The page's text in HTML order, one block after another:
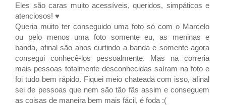
Eles são caras muito acessíveis, queridos, simpáticos e
atenciosos! ♥
Queria muito ter conseguido uma foto só com o Marcelo
ou pelo menos uma foto somente eu, as meninas e
banda, afinal são anos curtindo a banda e somente agora
consegui conhecê-los pessoalmente. Mas na correria
mais pessoas totalmente desconhecidas saíram na foto e
foi tudo bem rápido. Fiquei meio chateada com isso, afinal
sei de pessoas que nem são tão fãs assim e conseguem
as coisas de maneira bem mais fácil, é foda :(